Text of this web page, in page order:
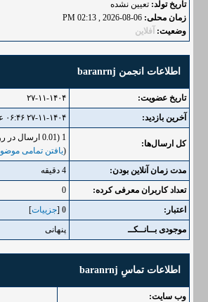
تاریخ تولد: تعیین نشده
زمان محلی: 06-08-2026 , 02:13 PM
وضعیت: آفلاین
اطلاعات انجمن baranrnj
تاریخ عضویت:
۲۷-۱۱-۱۴۰۴
آخرین بازدید:
۲۷-۱۱-۱۴۰۴ ۰۶:۴۶ عصر
کل ارسال‌ها:
1 (0.01 ارسال در روز | 0 درصد از کل ارسال‌ها)
(یافتن تمامی
مدت زمان آنلاین بودن:
4 دقیقه
تعداد کاربران معرفی کرده:
0
اعتبار:
0
[جزییات]
موجودی بــانــکــ
پنهانی
اطلاعات تماسِ baranrnj
وب‌ سایت: